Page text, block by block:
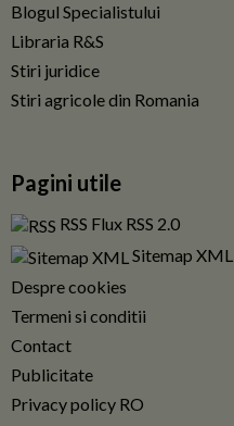
Blogul Specialistului
Libraria R&S
Stiri juridice
Stiri agricole din Romania
Pagini utile
RSS Flux RSS 2.0
Sitemap XML
Despre cookies
Termeni si conditii
Contact
Publicitate
Privacy policy RO